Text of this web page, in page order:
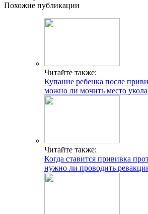
Похожие публикации
Читайте также:
Купание ребенка после
можно ли мочить место
Читайте также:
Когда ставится прививка
нужно ли проводить